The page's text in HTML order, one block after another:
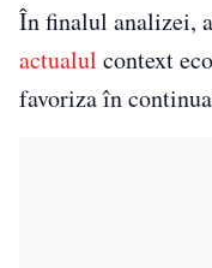
În finalul analizei,
actualul context
favoriza în